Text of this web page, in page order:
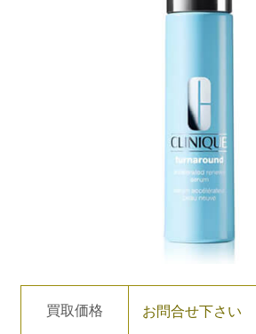
買取価格 お問合せ下さい